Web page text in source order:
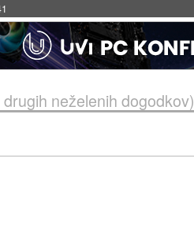
neželenih dogodkov)